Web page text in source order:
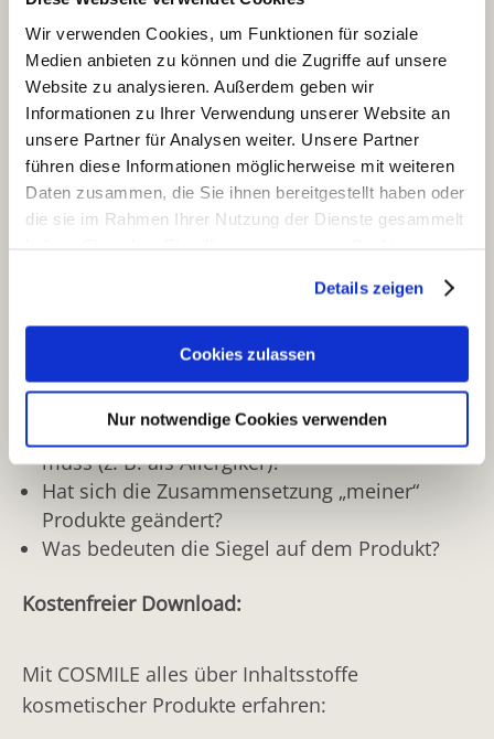
Wir verwenden Cookies, um Funktionen für soziale
Medien anbieten zu können und die Zugriffe auf unsere
Website zu analysieren. Außerdem geben wir
Informationen zu Ihrer Verwendung unserer Website an
unsere Partner für Analysen weiter. Unsere Partner
führen diese Informationen möglicherweise mit weiteren
Daten zusammen, die Sie ihnen bereitgestellt haben oder
die sie im Rahmen Ihrer Nutzung der Dienste gesammelt
Erfahren Sie in unsererDatenschutzerklärungmehr
darüber, wer wir sind, wie Sie uns kontaktieren können
und wie wir personenbezogene Daten verarbeiten.
Sie können Ihre Einwilligung jederzeit von derCookie-
Details zeigen
Cookies zulassen
Nur notwendige Cookies verwenden
Consumer Safety, SCCS), Cosmetic Ingredient
Review (CIR) oder dem Bundesinstitut für
Risikobewertung (BfR)
Information am Point-of-Sale
Die COSMILE-App liefert Antworten auf Ihre
Welche Inhaltsstoffe sind im Produkt?
Warum sind diese Stoffe im Produkt
Sind Inhaltsstoffe im Produkt, die ich meiden
muss (z. B. als Allergiker)?
Hat sich die Zusammensetzung „meiner“
Produkte geändert?
Was bedeuten die Siegel auf dem Produkt?
Kostenfreier Download:
Mit COSMILE alles über Inhaltsstoffe
kosmetischer Produkte erfahren: